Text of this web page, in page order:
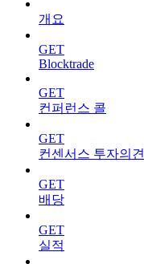
개요
GET
Blocktrade
GET
컨퍼런스 콜
GET
컨센서스 투자의견
GET
배당
GET
실적